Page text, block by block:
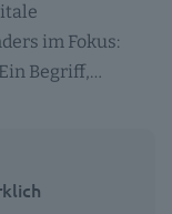
im Fokus:
Begriff,…